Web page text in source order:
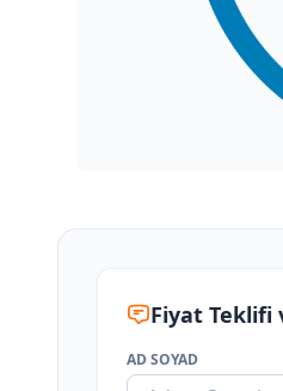
Fiyat Teklifi
AD SOYAD